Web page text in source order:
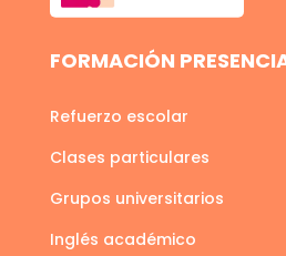
FORMACIÓN
Refuerzo escolar
Clases particulares
Grupos universitarios
Inglés académico